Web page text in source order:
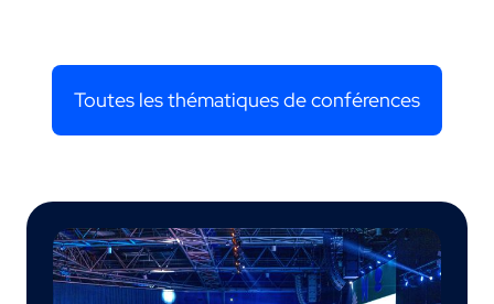
Toutes les thématiques de conférences